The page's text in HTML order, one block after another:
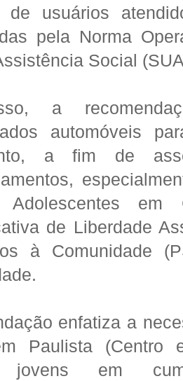
de usuários
pela Norma
Social
a
automóveis
a fim de
em
de Liberdade
à Comunidade
enfatiza a
Paulista (Centro
jovens em